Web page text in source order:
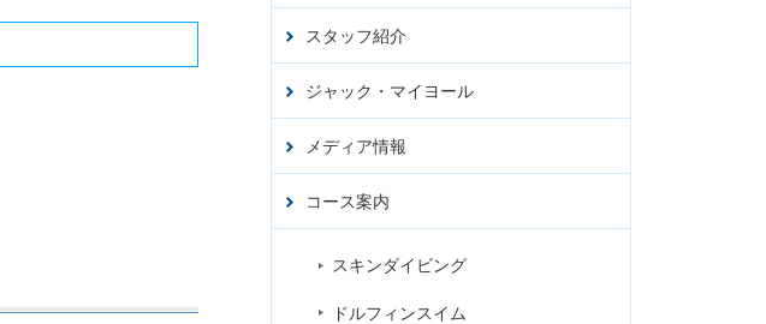
スタッフ紹介
ジャック・マイヨール
メディア情報
コース案内
スキンダイビング
ドルフィンスイム